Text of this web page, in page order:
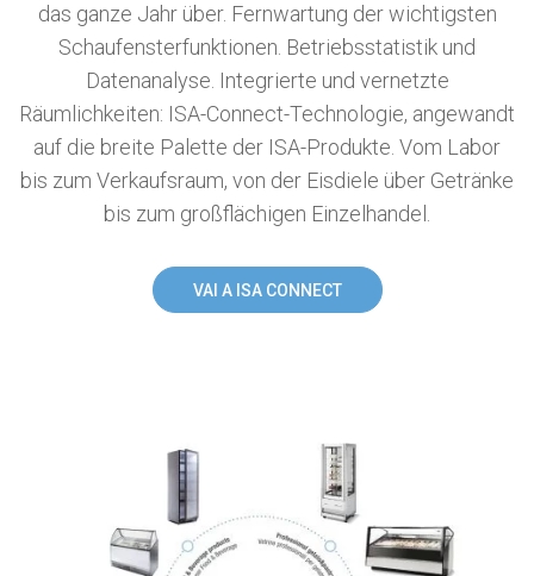
das ganze Jahr über. Fernwartung der wichtigsten
Schaufensterfunktionen. Betriebsstatistik und
Datenanalyse. Integrierte und vernetzte
Räumlichkeiten: ISA-Connect-Technologie, angewandt
auf die breite Palette der ISA-Produkte. Vom Labor
bis zum Verkaufsraum, von der Eisdiele über Getränke
bis zum großflächigen Einzelhandel.
VAI A ISA CONNECT